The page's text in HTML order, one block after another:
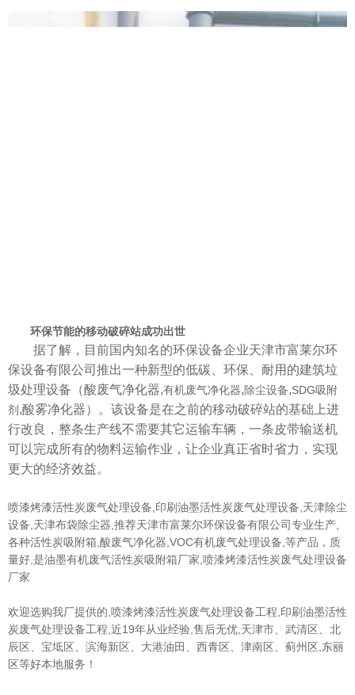
环保节能的移动破碎站成功出世
据了解，目前国内知名的环保设备企业天津市富莱尔环
保设备有限公司推出一种新型的低碳、环保、耐用的建筑垃
圾处理设备（酸废气净化器,有机废气净化器,除尘设备,SDG吸附
剂 ,酸雾净化器）。该设备是在之前的移动破碎站的基础上进
行改良，整条生产线不需要其它运输车辆，一条皮带输送机
可以完成所有的物料运输作业，让企业真正省时省力，实现
更大的经济效益。
喷漆烤漆活性炭废气处理设备,印刷油墨活性炭废气处理设备, 天津除尘
设备 天津布袋除尘器 ,推荐天津市富莱尔环保设备有限公司专业生产,
各种活性炭吸附箱, 酸废气净化器 ,VOC有机废气处理设备 ,等产品，质
量好,是油墨有机废气活性炭吸附箱厂家,喷漆烤漆活性炭废气处理设备
厂家
欢迎选购我厂提供的, 喷漆烤漆活性炭废气处理设备工程, 印刷油墨活性
炭废气处理设备工程 ,近19年从业经验,售后无优,天津市、武清区、北
辰区、宝坻区、滨海新区、大港油田、西青区、津南区、蓟州区,东丽
区等好本地服务！